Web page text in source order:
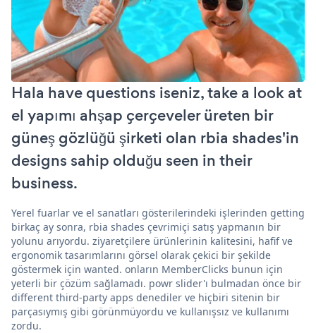
Hala have questions iseniz, take a look at
el yapımı ahşap çerçeveler üreten bir
güneş gözlüğü şirketi olan rbia shades'in
designs sahip olduğu seen in their
business.
Yerel fuarlar ve el sanatları gösterilerindeki işlerinden getting
birkaç ay sonra, rbia shades çevrimiçi satış yapmanın bir
yolunu arıyordu. ziyaretçilere ürünlerinin kalitesini, hafif ve
ergonomik tasarımlarını görsel olarak çekici bir şekilde
göstermek için wanted. onların MemberClicks bunun için
yeterli bir çözüm sağlamadı. powr slider'ı bulmadan önce bir
different third-party apps denediler ve hiçbiri sitenin bir
parçasıymış gibi görünmüyordu ve kullanışsız ve kullanımı
zordu.